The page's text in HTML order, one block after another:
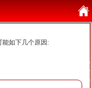
能如下几个原因: